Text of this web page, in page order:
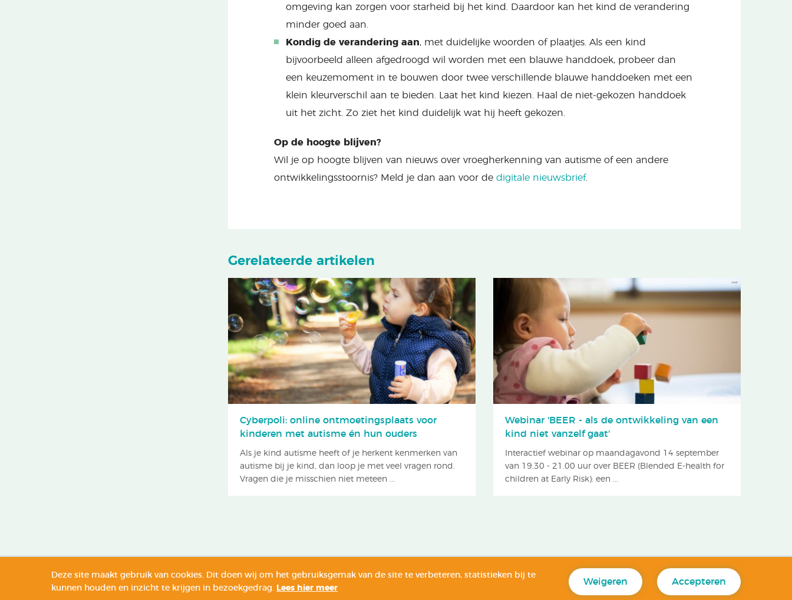
omgeving kan zorgen voor starheid bij het kind. Daardoor kan het kind de verandering
minder goed aan.
Kondig de verandering aan, met duidelijke woorden of plaatjes. Als een kind
bijvoorbeeld alleen afgedroogd wil worden met een blauwe handdoek, probeer dan
een keuzemoment in te bouwen door twee verschillende blauwe handdoeken met een
klein kleurverschil aan te bieden. Laat het kind kiezen. Haal de niet-gekozen handdoek
uit het zicht. Zo ziet het kind duidelijk wat hij heeft gekozen.
Op de hoogte blijven?
Wil je op hoogte blijven van nieuws over vroegherkenning van autisme of een andere
ontwikkelingsstoornis? Meld je dan aan voor de digitale nieuwsbrief.
Gerelateerde artikelen
Cyberpoli: online ontmoetingsplaats voor
kinderen met autisme én hun ouders
Als je kind autisme heeft of je herkent kenmerken van
autisme bij je kind, dan loop je met veel vragen rond.
Vragen die je misschien niet meteen ...
Webinar 'BEER - als de ontwikkeling van een
kind niet vanzelf gaat'
Interactief webinar op maandagavond 14 september
van 19.30 - 21.00 uur over BEER (Blended E-health for
children at Early Risk): een ...
Copyright © 2026 Autisme Jonge Kind Privacy verklaring Contact ANBI Webdesign:Simplefly
Onderhouden door: Snowball
Deze site maakt gebruik van cookies. Dit doen wij om het gebruiksgemak van de site te verbeteren, statistieken bij te
kunnen houden en inzicht te krijgen in bezoekgedrag. Lees hier meer
Weigeren Accepteren